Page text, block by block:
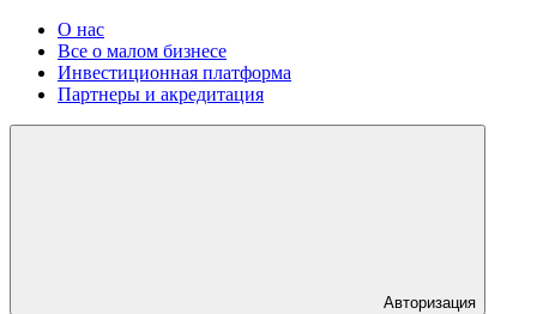
О нас
Все о малом бизнесе
Инвестиционная платформа
Партнеры и акредитация
Авторизация